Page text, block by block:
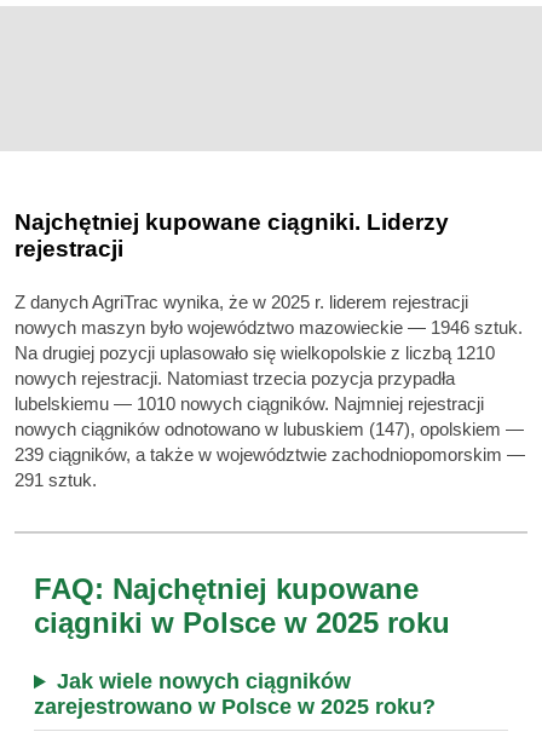
Najchętniej kupowane ciągniki. Liderzy
rejestracji
Z danych AgriTrac wynika, że w 2025 r. liderem rejestracji
nowych maszyn było województwo mazowieckie — 1946 sztuk.
Na drugiej pozycji uplasowało się wielkopolskie z liczbą 1210
nowych rejestracji. Natomiast trzecia pozycja przypadła
lubelskiemu — 1010 nowych ciągników. Najmniej rejestracji
nowych ciągników odnotowano w lubuskiem (147), opolskiem —
239 ciągników, a także w województwie zachodniopomorskim —
291 sztuk.
FAQ: Najchętniej kupowane
ciągniki w Polsce w 2025 roku
Jak wiele nowych ciągników
zarejestrowano w Polsce w 2025 roku?